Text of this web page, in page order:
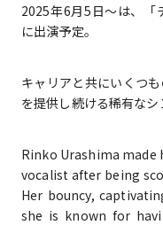
2025年6月5日〜は、「
に出演予定。
キャリアと共にいくつ
を提供し続ける稀有なシ
Rinko Urashima made
vocalist after being
Her bouncy,
she is known for